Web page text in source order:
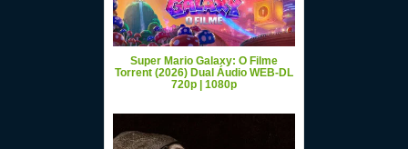
Super Mario Galaxy: O Filme
Torrent (2026) Dual Áudio WEB-DL
720p | 1080p